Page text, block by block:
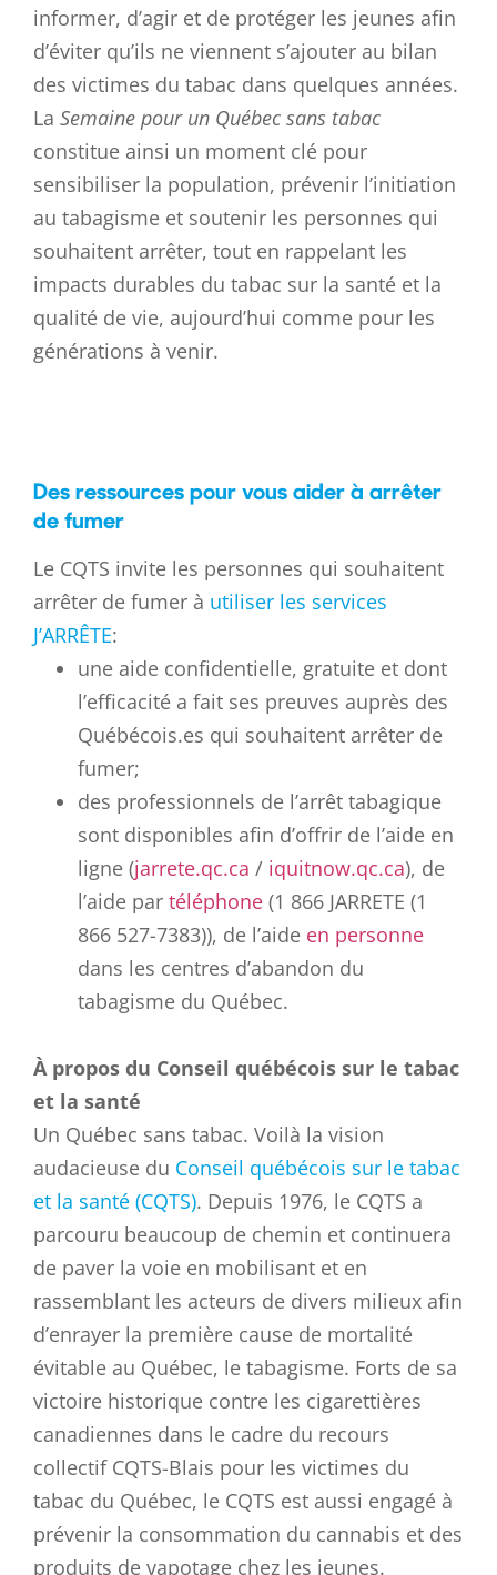
informer, d’agir et de protéger les jeunes afin
d’éviter qu’ils ne viennent s’ajouter au bilan
des victimes du tabac dans quelques années.
La Semaine pour un Québec sans tabac
constitue ainsi un moment clé pour
sensibiliser la population, prévenir l’initiation
au tabagisme et soutenir les personnes qui
souhaitent arrêter, tout en rappelant les
impacts durables du tabac sur la santé et la
qualité de vie, aujourd’hui comme pour les
générations à venir.
Des ressources pour vous aider à arrêter
de fumer
Le CQTS invite les personnes qui souhaitent
arrêter de fumer à utiliser les services
J’ARRÊTE:
une aide confidentielle, gratuite et dont
l’efficacité a fait ses preuves auprès des
Québécois.es qui souhaitent arrêter de
fumer;
des professionnels de l’arrêt tabagique
sont disponibles afin d’offrir de l’aide en
ligne (jarrete.qc.ca / iquitnow.qc.ca), de
l’aide par téléphone (1 866 JARRETE (1
866 527-7383)), de l’aide en personne
dans les centres d’abandon du
tabagisme du Québec.
À propos du Conseil québécois sur le tabac
et la santé
Un Québec sans tabac. Voilà la vision
audacieuse du Conseil québécois sur le tabac
et la santé (CQTS). Depuis 1976, le CQTS a
parcouru beaucoup de chemin et continuera
de paver la voie en mobilisant et en
rassemblant les acteurs de divers milieux afin
d’enrayer la première cause de mortalité
évitable au Québec, le tabagisme. Forts de sa
victoire historique contre les cigarettières
canadiennes dans le cadre du recours
collectif CQTS-Blais pour les victimes du
tabac du Québec, le CQTS est aussi engagé à
prévenir la consommation du cannabis et des
produits de vapotage chez les jeunes.